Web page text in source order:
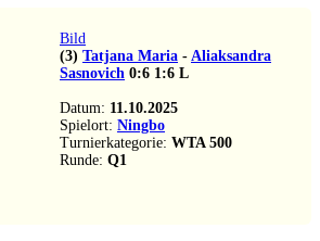
Bild
(3) Tatjana Maria - Aliaksandra
Sasnovich 0:6 1:6 L
Datum: 11.10.2025
Spielort: Ningbo
Turnierkategorie: WTA 500
Runde: Q1